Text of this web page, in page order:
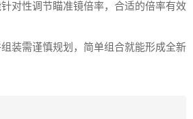
对性调节瞄准镜倍率，合适的倍率有效
装需谨慎规划，简单组合就能形成全新